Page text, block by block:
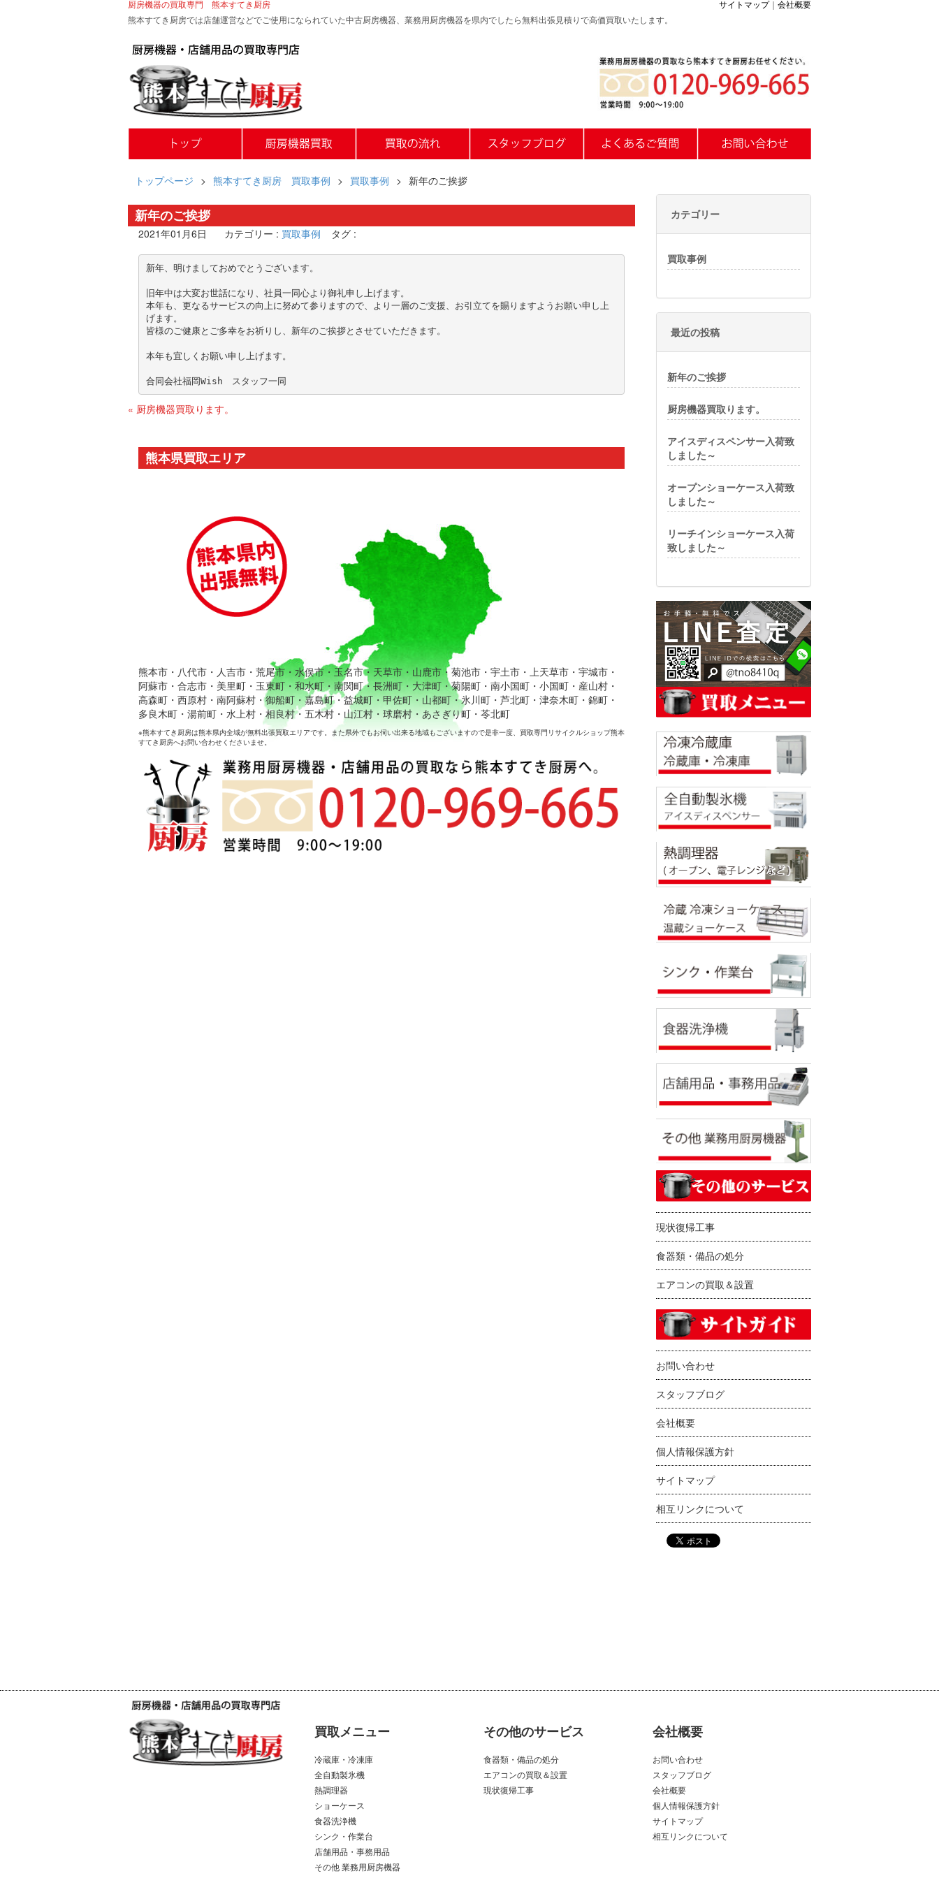
厨房機器の買取専門 熊本すてき厨房 サイトマップ｜ 会社概要
熊本すてき厨房では店舗運営などでご使用になられていた中古厨房機器、業務用厨房機器を県内でしたら無料出張見積りで高価買取いたします。
トップページ > 熊本すてき厨房 買取事例 > 買取事例 > 新年のご挨拶
新年のご挨拶
2021年01月6日 カテゴリー : 買取事例 タグ :
新年、明けましておめでとうございます。
旧年中は大変お世話になり、社員一同心より御礼申し上げます。
本年も、更なるサービスの向上に努めて参りますので、より一層のご支援、お引立てを賜りますようお願い申し上
げます。
皆様のご健康とご多幸をお祈りし、新年のご挨拶とさせていただきます。
本年も宜しくお願い申し上げます。
« 厨房機器買取ります。
熊本県買取エリア
熊本市・八代市・人吉市・荒尾市・水俣市・玉名市・天草市・山鹿市・菊池市・宇土市・上天草市・宇城市・
阿蘇市・合志市・美里町・玉東町・和水町・南関町・長洲町・大津町・菊陽町・南小国町・小国町・産山村・
高森町・西原村・南阿蘇村・御船町・嘉島町・益城町・甲佐町・山都町・氷川町・芦北町・津奈木町・錦町・
多良木町・湯前町・水上村・相良村・五木村・山江村・球磨村・あさぎり町・苓北町
※熊本すてき厨房は熊本県内全域が無料出張買取エリアです。また県外でもお伺い出来る地域もございますので是非一度、買取専門リサイクルショップ熊本
すてき厨房へお問い合わせくださいませ。
カテゴリー
買取事例
最近の投稿
新年のご挨拶
厨房機器買取ります。
アイスディスペンサー入荷致
しました～
オープンショーケース入荷致
しました～
リーチインショーケース入荷
致しました～
現状復帰工事
食器類・備品の処分
エアコンの買取＆設置
お問い合わせ
スタッフブログ
会社概要
個人情報保護方針
サイトマップ
相互リンクについて
買取メニュー
冷蔵庫・冷凍庫
全自動製氷機
熱調理器
ショーケース
食器洗浄機
シンク・作業台
店舗用品・事務用品
その他 業務用厨房機器
その他のサービス
食器類・備品の処分
エアコンの買取＆設置
現状復帰工事
会社概要
お問い合わせ
スタッフブログ
会社概要
個人情報保護方針
サイトマップ
相互リンクについて